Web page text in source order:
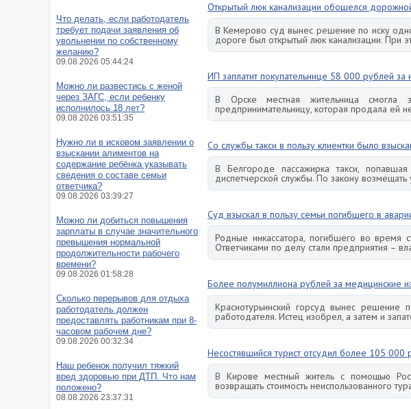
Открытый люк канализации обошелся
В Кемерово суд вынес решение по иску
дороге был открытый люк канализации. При
ИП заплатит покупательнице 58 000 рублей за
В Орске местная жительница смогла
предпринимательницу, которая продала ей
Со службы такси в пользу клиентки было
В Белгороде пассажирка такси,
диспетчерской службы. По закону
Суд взыскал в пользу семьи погибшего в
Родные инкассатора, погибшего во время
Ответчиками по делу стали предприятия –
Более полумиллиона рублей за медицинские
Краснотурьинский горсуд вынес
работодателя. Истец изобрел, а затем и
Несостявшийся турист отсудил более 105 000
В Кирове местный житель с помощью
возвращать стоимость неиспользованного
Что делать, если работодатель
требует подачи заявления об
увольнении по собственному
желанию?
09.08.2026 05:44:24
Можно ли развестись с женой
через ЗАГС, если ребенку
исполнилось 18 лет?
09.08.2026 03:51:35
Нужно ли в исковом заявлении о
взыскании алиментов на
содержание ребёнка указывать
сведения о составе семьи
ответчика?
09.08.2026 03:39:27
Можно ли добиться повышения
зарплаты в случае значительного
превышения нормальной
продолжительности рабочего
времени?
09.08.2026 01:58:28
Сколько перерывов для отдыха
работодатель должен
предоставлять работникам при 8-
часовом рабочем дне?
09.08.2026 00:32:34
Наш ребенок получил тяжкий
вред здоровью при ДТП. Что нам
положено?
08.08.2026 23:37:31